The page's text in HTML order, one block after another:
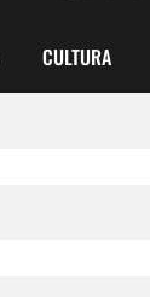
CULTURA